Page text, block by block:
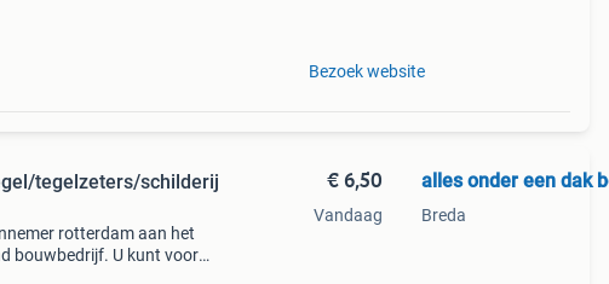
Bezoek website
tegelzeters/schilderij
rotterdam aan het
bouwbedrijf. U kunt voor
€ 6,50
Vandaag
alles onder een dak
Breda